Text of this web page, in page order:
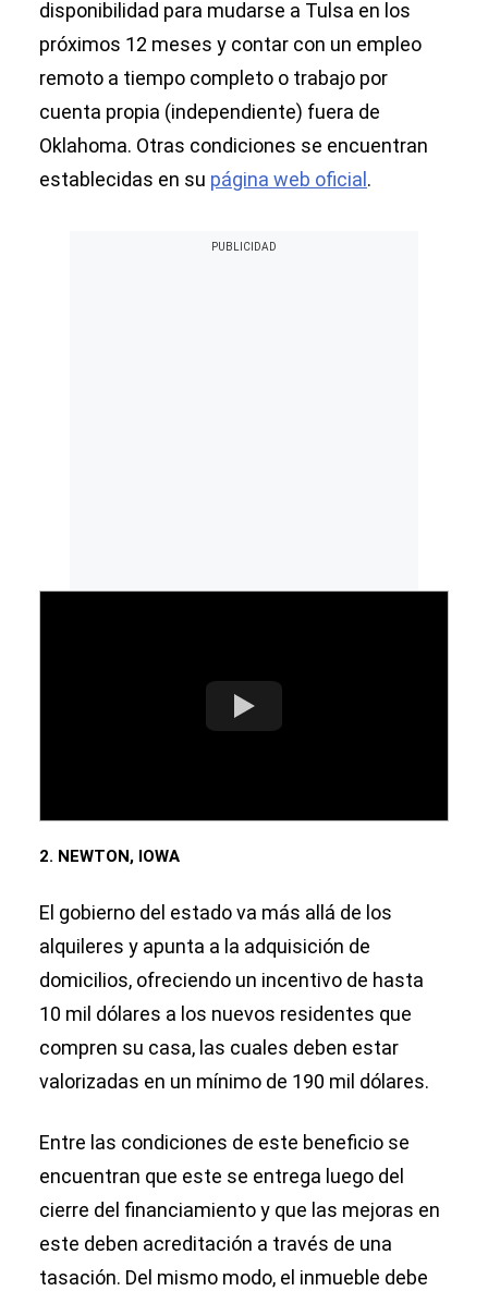
disponibilidad para mudarse a Tulsa en los
próximos 12 meses y contar con un empleo
remoto a tiempo completo o trabajo por
cuenta propia (independiente) fuera de
Oklahoma. Otras condiciones se encuentran
establecidas en su página web oficial .
2. NEWTON, IOWA
El gobierno del estado va más allá de los
alquileres y apunta a la adquisición de
domicilios, ofreciendo un incentivo de hasta
10 mil dólares a los nuevos residentes que
compren su casa, las cuales deben estar
valorizadas en un mínimo de 190 mil dólares.
Entre las condiciones de este beneficio se
encuentran que este se entrega luego del
cierre del financiamiento y que las mejoras en
este deben acreditación a través de una
tasación. Del mismo modo, el inmueble debe